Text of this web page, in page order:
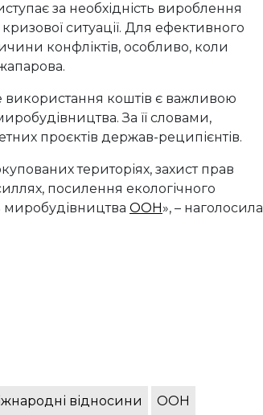
за необхідність вироблення
ситуації. Для ефективного
конфліктів, особливо, коли
використання коштів є важливою
За її словами,
проєктів держав-реципієнтів.
територіях, захист прав
посилення екологічного
ООН », – наголосила
відносини ООН